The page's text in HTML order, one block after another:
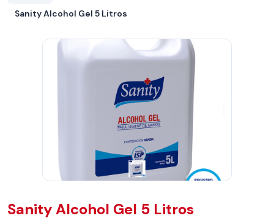
Sanity Alcohol Gel 5 Litros
Sanity Alcohol Gel 5 Litros